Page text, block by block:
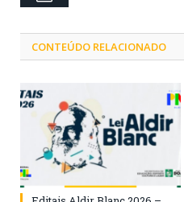
CONTEÚDO RELACIONADO